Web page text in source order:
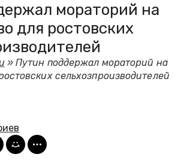
мораторий на
для ростовских
»Путин поддержал мораторий на
сельхозпроизводителей